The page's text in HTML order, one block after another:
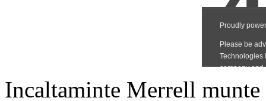
Incaltaminte Merrell munte